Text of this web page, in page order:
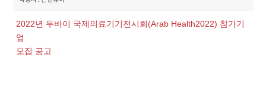
2022년 두바이 국제의료기기전시회(Arab Health2022) 참가기
업
모집 공고